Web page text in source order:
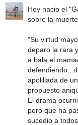
Hoy nacio el
sobre la
"Su virtud
deparo la rara
a bala el
apolillada de
propuesto
El drama
pero que ha
sucedio a